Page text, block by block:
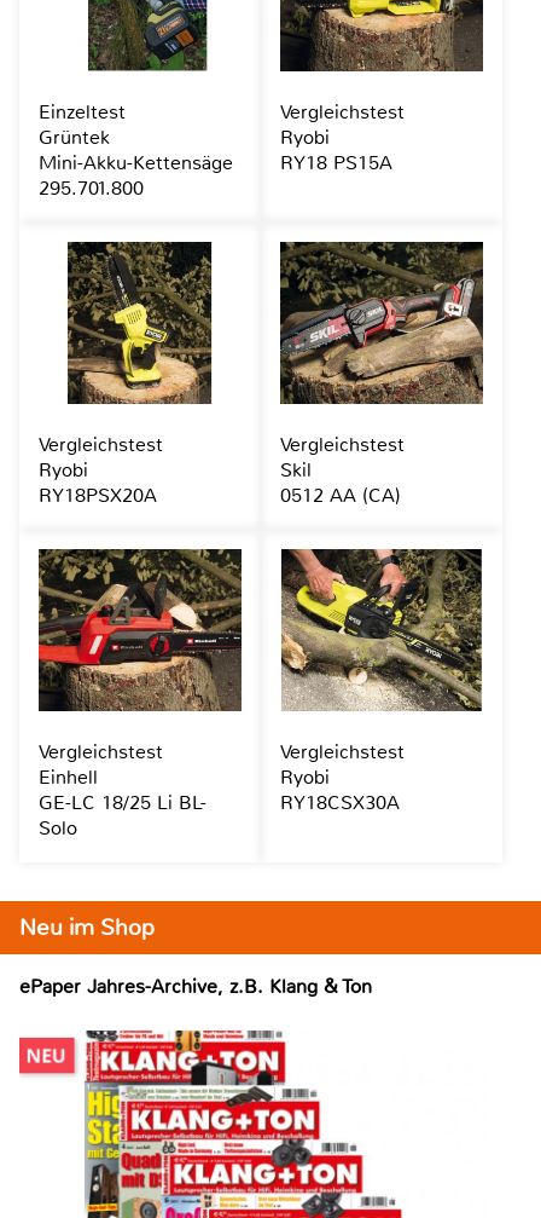
Neu im Shop
ePaper Jahres-Archive, z.B. Klang & Ton
Einzeltest
Grüntek
Mini-Akku-Kettensäge
295.701.800
Vergleichstest
Ryobi
RY18 PS15A
Vergleichstest
Ryobi
RY18PSX20A
Vergleichstest
Skil
0512 AA (CA)
Vergleichstest
Einhell
GE-LC 18/25 Li BL-
Solo
Vergleichstest
Ryobi
RY18CSX30A